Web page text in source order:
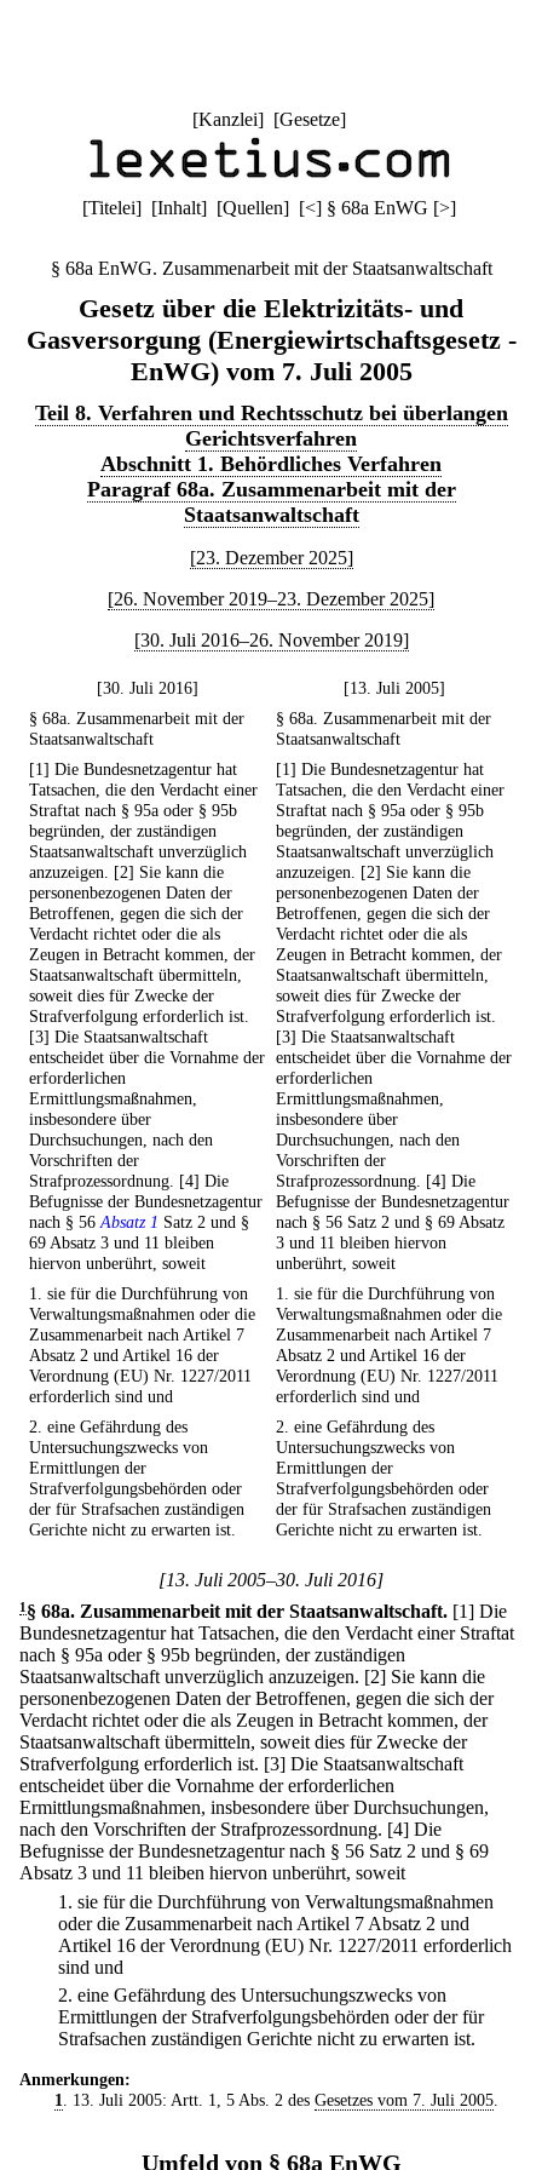
[Kanzlei] [Gesetze]
[Titelei] [Inhalt] [Quellen] [<] § 68a EnWG [>]
§ 68a EnWG. Zusammenarbeit mit der Staatsanwaltschaft
Gesetz über die Elektrizitäts- und
Gasversorgung (Energiewirtschaftsgesetz -
EnWG) vom 7. Juli 2005
Teil 8. Verfahren und Rechtsschutz bei überlangen
Gerichtsverfahren
Abschnitt 1. Behördliches Verfahren
Paragraf 68a. Zusammenarbeit mit der
Staatsanwaltschaft
[23. Dezember 2025]
[26. November 2019–23. Dezember 2025]
[30. Juli 2016–26. November 2019]
[30. Juli 2016]
[13. Juli 2005]
§ 68a. Zusammenarbeit mit der
Staatsanwaltschaft
§ 68a. Zusammenarbeit mit der
Staatsanwaltschaft
[1] Die Bundesnetzagentur hat
Tatsachen, die den Verdacht einer
Straftat nach § 95a oder § 95b
begründen, der zuständigen
Staatsanwaltschaft unverzüglich
anzuzeigen. [2] Sie kann die
personenbezogenen Daten der
Betroffenen, gegen die sich der
Verdacht richtet oder die als
Zeugen in Betracht kommen, der
Staatsanwaltschaft übermitteln,
soweit dies für Zwecke der
Strafverfolgung erforderlich ist.
[3] Die Staatsanwaltschaft
entscheidet über die Vornahme der
erforderlichen
Ermittlungsmaßnahmen,
insbesondere über
Durchsuchungen, nach den
Vorschriften der
Strafprozessordnung. [4] Die
Befugnisse der Bundesnetzagentur
nach § 56Absatz 1 Satz 2 und §
69 Absatz 3 und 11 bleiben
hiervon unberührt, soweit
[1] Die Bundesnetzagentur hat
Tatsachen, die den Verdacht einer
Straftat nach § 95a oder § 95b
begründen, der zuständigen
Staatsanwaltschaft unverzüglich
anzuzeigen. [2] Sie kann die
personenbezogenen Daten der
Betroffenen, gegen die sich der
Verdacht richtet oder die als
Zeugen in Betracht kommen, der
Staatsanwaltschaft übermitteln,
soweit dies für Zwecke der
Strafverfolgung erforderlich ist.
[3] Die Staatsanwaltschaft
entscheidet über die Vornahme der
erforderlichen
Ermittlungsmaßnahmen,
insbesondere über
Durchsuchungen, nach den
Vorschriften der
Strafprozessordnung. [4] Die
Befugnisse der Bundesnetzagentur
nach § 56 Satz 2 und § 69 Absatz
3 und 11 bleiben hiervon
unberührt, soweit
1. sie für die Durchführung von
Verwaltungsmaßnahmen oder die
Zusammenarbeit nach Artikel 7
Absatz 2 und Artikel 16 der
Verordnung (EU) Nr. 1227/2011
erforderlich sind und
1. sie für die Durchführung von
Verwaltungsmaßnahmen oder die
Zusammenarbeit nach Artikel 7
Absatz 2 und Artikel 16 der
Verordnung (EU) Nr. 1227/2011
erforderlich sind und
2. eine Gefährdung des
Untersuchungszwecks von
Ermittlungen der
Strafverfolgungsbehörden oder
der für Strafsachen zuständigen
Gerichte nicht zu erwarten ist.
2. eine Gefährdung des
Untersuchungszwecks von
Ermittlungen der
Strafverfolgungsbehörden oder
der für Strafsachen zuständigen
Gerichte nicht zu erwarten ist.
[13. Juli 2005–30. Juli 2016]
1§ 68a. Zusammenarbeit mit der Staatsanwaltschaft. [1] Die
Bundesnetzagentur hat Tatsachen, die den Verdacht einer Straftat
nach § 95a oder § 95b begründen, der zuständigen
Staatsanwaltschaft unverzüglich anzuzeigen. [2] Sie kann die
personenbezogenen Daten der Betroffenen, gegen die sich der
Verdacht richtet oder die als Zeugen in Betracht kommen, der
Staatsanwaltschaft übermitteln, soweit dies für Zwecke der
Strafverfolgung erforderlich ist. [3] Die Staatsanwaltschaft
entscheidet über die Vornahme der erforderlichen
Ermittlungsmaßnahmen, insbesondere über Durchsuchungen,
nach den Vorschriften der Strafprozessordnung. [4] Die
Befugnisse der Bundesnetzagentur nach § 56 Satz 2 und § 69
Absatz 3 und 11 bleiben hiervon unberührt, soweit
1. sie für die Durchführung von Verwaltungsmaßnahmen
oder die Zusammenarbeit nach Artikel 7 Absatz 2 und
Artikel 16 der Verordnung (EU) Nr. 1227/2011 erforderlich
sind und
2. eine Gefährdung des Untersuchungszwecks von
Ermittlungen der Strafverfolgungsbehörden oder der für
Strafsachen zuständigen Gerichte nicht zu erwarten ist.
Anmerkungen:
1
. 13. Juli 2005: Artt. 1, 5 Abs. 2 des Gesetzes vom 7. Juli 2005.
Umfeld von § 68a EnWG